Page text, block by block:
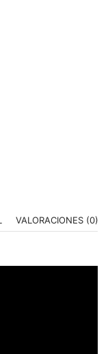
VALORACIONES (0)